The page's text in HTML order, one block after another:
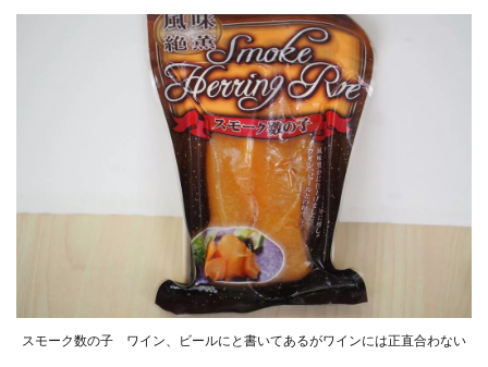
スモーク数の子 ワイン、ビールにと書いてあるがワインには正直合わない